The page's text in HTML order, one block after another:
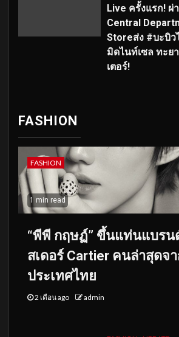
Live ครั้งแรก! ผ่
Central
Storeส่ง #บะบิว
มิดไนท์เซล ทะย
เตอร์!
FASHION
FASHION
1 min read
“พีพี กฤษฏ์” ขึ้นแท่นแบร
สเดอร์ Cartier คนล่าสุดจ
ประเทศไทย
2 เดือน ago admin